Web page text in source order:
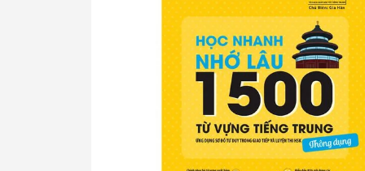
Giả Tưởng - Kinh
Thám
Văn Học Kinh Điển
Xem thêm
Sách Ehon &
Thiếu Nhi